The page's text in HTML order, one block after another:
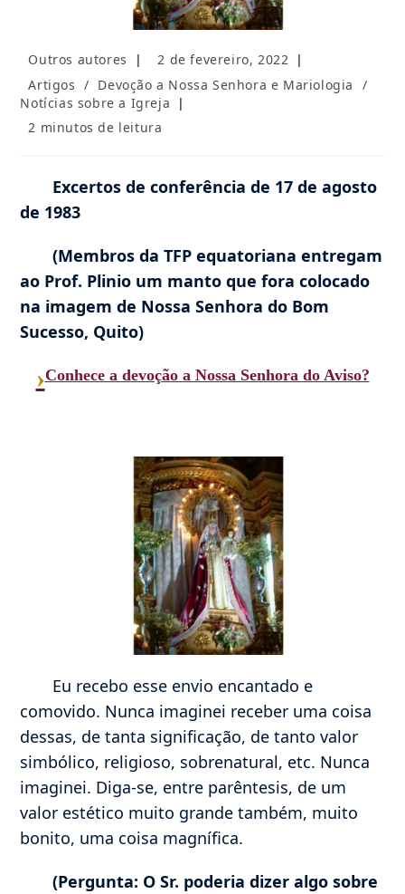
Autor
post:
Outros autores
Post
2 de fevereiro, 2022
Categoria
do
Artigos / Devoção a Nossa Senhora e Mariologia
/
Notícias sobre a Igreja
Tempo
2 minutos de leitura
Excertos de conferência de 17 de agosto
de 1983
(Membros da TFP equatoriana entregam
ao Prof. Plinio um manto que fora colocado
na imagem de Nossa Senhora do Bom
Sucesso, Quito)
›Conhece a devoção a Nossa Senhora do Aviso?
Eu recebo esse envio encantado e
comovido. Nunca imaginei receber uma coisa
dessas, de tanta significação, de tanto valor
simbólico, religioso, sobrenatural, etc. Nunca
imaginei. Diga-se, entre parêntesis, de um
valor estético muito grande também, muito
bonito, uma coisa magnífica.
(Pergunta: O Sr. poderia dizer algo sobre